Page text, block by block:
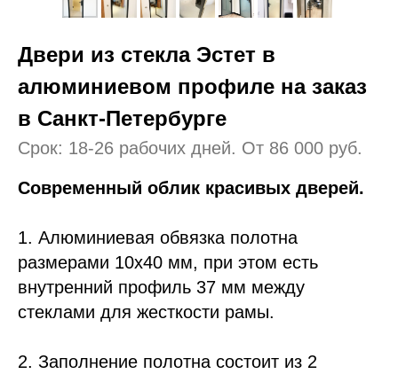
Двери из стекла Эстет в
алюминиевом профиле на заказ
в Санкт-Петербурге
Срок: 18-26 рабочих дней. От 86 000 руб.
Современный облик красивых дверей.
1. Алюминиевая обвязка полотна
размерами 10х40 мм, при этом есть
внутренний профиль 37 мм между
стеклами для жесткости рамы.
2. Заполнение полотна состоит из 2